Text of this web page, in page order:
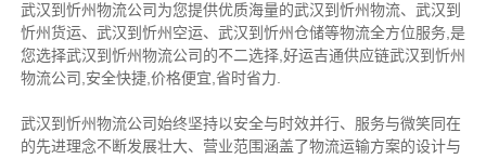
武汉到忻州物流公司为您提供优质海量的武汉到忻州物流、武汉到
忻州货运、武汉到忻州空运、武汉到忻州仓储等物流全方位服务,是
您选择武汉到忻州物流公司的不二选择,好运吉通供应链武汉到忻州
物流公司,安全快捷,价格便宜,省时省力.
武汉到忻州物流公司始终坚持以安全与时效并行、服务与微笑同在
的先进理念不断发展壮大、营业范围涵盖了物流运输方案的设计与